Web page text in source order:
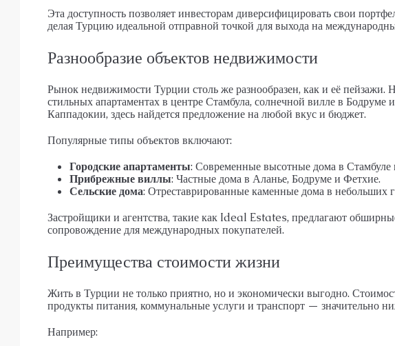
Эта доступность позволяет инвесторам диверсифицировать свои
делая Турцию идеальной отправной точкой для выхода на
Разнообразие объектов недвижимости
Рынок недвижимости Турции столь же разнообразен, как и её пейзажи.
стильных апартаментах в центре Стамбула, солнечной вилле в Бодруме
Каппадокии, здесь найдется предложение на любой вкус и бюджет.
Популярные типы объектов включают:
Городские апартаменты: Современные высотные дома в Стамбуле
Прибрежные виллы: Частные дома в Аланье, Бодруме и Фетхие.
Сельские дома: Отреставрированные каменные дома в небольших
Застройщики и агентства, такие как Ideal Estates, предлагают
сопровождение для международных покупателей.
Преимущества стоимости жизни
Жить в Турции не только приятно, но и экономически выгодно.
продукты питания, коммунальные услуги и транспорт — значительно
Например: